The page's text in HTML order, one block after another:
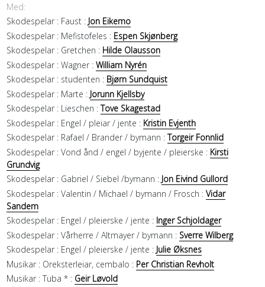
Med:
Skodespelar : Faust : Jon Eikemo
Skodespelar : Mefistofeles : Espen Skjønberg
Skodespelar : Gretchen : Hilde Olausson
Skodespelar : Wagner : William Nyrén
Skodespelar : studenten : Bjørn Sundquist
Skodespelar : Marte : Jorunn Kjellsby
Skodespelar : Lieschen :Tove Skagestad
Skodespelar : Engel / pleiar / jente : Kristin Evjenth
Skodespelar : Rafael / Brander / bymann :Torgeir Fonnlid
Skodespelar : Vond ånd / engel / byjente / pleierske : Kirsti
Grundvig
Skodespelar : Gabriel / Siebel /bymann : Jon Eivind Gullord
Skodespelar : Valentin / Michael / bymann / Frosch : Vidar
Sandem
Skodespelar : Engel / pleierske / jente : Inger Schjoldager
Skodespelar : Vårherre / Altmayer / bymann : Sverre Wilberg
Skodespelar : Engel / pleierske / jente : Julie Øksnes
Musikar : Oreksterleiar, cembalo : Per Christian Revholt
Musikar : Tuba * : Geir Løvold